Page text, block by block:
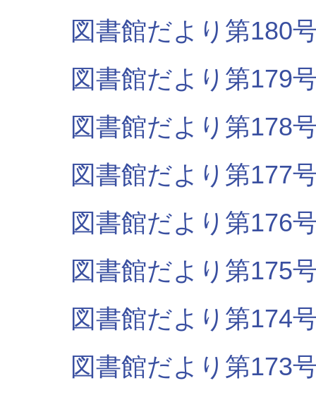
図書館だより第180
図書館だより第179
図書館だより第178
図書館だより第177
図書館だより第176
図書館だより第175
図書館だより第174
図書館だより第173